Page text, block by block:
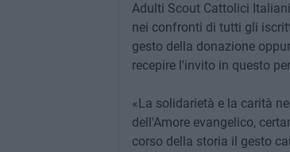
Adulti Scout Cattolici
nei confronti di tutti gli
gesto della donazione
recepire l'invito in questo
«La solidarietà e la carità
dell'Amore evangelico,
corso della storia il gesto